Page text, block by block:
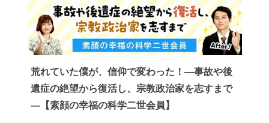
荒れていた僕が、信仰で変わった！―事故や後
遺症の絶望から復活し、宗教政治家を志すまで
―【素顔の幸福の科学二世会員】